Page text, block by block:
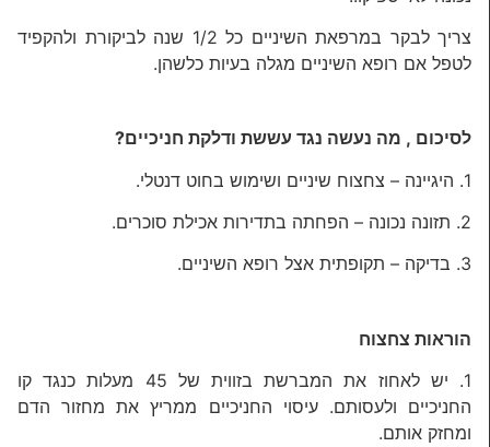
צריך לבקר במרפאת השיניים כל 1/2 שנה לביקורת ולהקפיד
לטפל אם רופא השיניים מגלה בעיות כלשהן.
לסיכום , מה נעשה נגד עששת ודלקת חניכיים?
1. היגיינה – צחצוח שיניים ושימוש בחוט דנטלי.
2. תזונה נכונה – הפחתה בתדירות אכילת סוכרים.
3. בדיקה – תקופתית אצל רופא השיניים.
הוראות צחצוח
1. יש לאחוז את המברשת בזווית של 45 מעלות כנגד קו
החניכיים ולעסותם. עיסוי החניכיים ממריץ את מחזור הדם
ומחזק אותם.